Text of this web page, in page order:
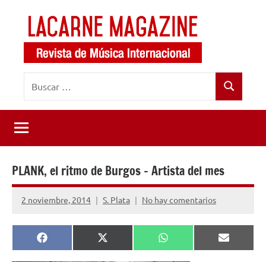
contenido
LaCarne
Magazine
de
música
internacional
Buscar
PLANK, el ritmo de Burgos – Artista del mes
2 noviembre, 2014 S. Plata No hay comentarios
Compartir
en
Facebook
Compartir
en
X
(Twitter)
Compartir
en
WhatsApp
en
Email